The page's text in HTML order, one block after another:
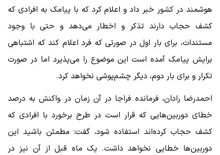
هوشمند در کشور خبر داد و اعلام کرد که با پیامک به افرادی که
کشف حجاب دارند تذکر و اخطار می‌دهد و حتی با وجود
مستندات، برای بار اول در صورتی که فرد اعلام کند که اشتباهی
برایش پیامک آمده است این موضوع را می‌پذیرد اما در صورت
تکرار و برای بار دوم، دیگر چشم‌پوشی نخواهد کرد.
احمدرضا رادان، فرمانده فراجا در آن زمان در واکنش به درصد
خطای دوربین‌هایی که قرار است در طرح برخورد با افرادی که
کشف حجاب کرده‌اند استفاده شود، گفت: مطمئن باشید این
دوربین‌ها خطایی نخواهد داشت. یک ماه قبل از آن نیز در